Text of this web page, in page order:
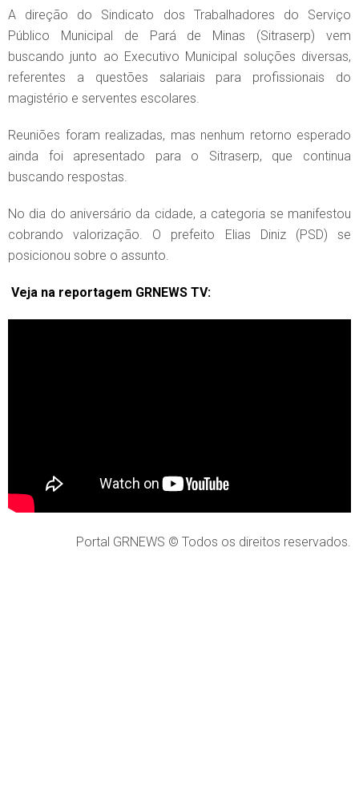
A direção do Sindicato dos Trabalhadores do Serviço
Público Municipal de Pará de Minas (Sitraserp) vem
buscando junto ao Executivo Municipal soluções diversas,
referentes a questões salariais para profissionais do
magistério e serventes escolares.
Reuniões foram realizadas, mas nenhum retorno esperado
ainda foi apresentado para o Sitraserp, que continua
buscando respostas.
No dia do aniversário da cidade, a categoria se manifestou
cobrando valorização. O prefeito Elias Diniz (PSD) se
posicionou sobre o assunto.
Veja na reportagem GRNEWS TV:
Portal GRNEWS © Todos os direitos reservados.